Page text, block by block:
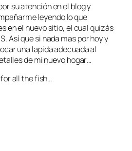
su atención en el blog y
leyendo lo que
en el nuevo sitio, el cual quizás
Así que si nada mas por hoy y
una lapida adecuada al
de mi nuevo hogar…
all the fish…